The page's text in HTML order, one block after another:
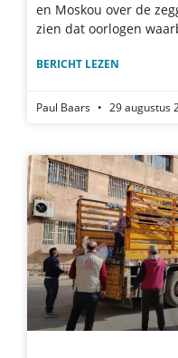
en Moskou over de
zien dat oorlogen
BERICHT LEZEN
Paul Baars 29 augustus